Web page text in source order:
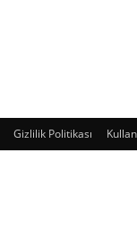
Gizlilik Politikası